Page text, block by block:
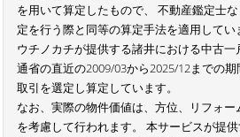
を用いて算定したもので、 不動産鑑定士
定を行う際と同等の算定手法を適用してい
ウチノカチが提供する諸井における中古
通省の直近の2009/03から2025/12までの
取引を選定し算定しています。
なお、実際の物件価値は、方位、リフォ
を考慮して行われます。 本サービスが提